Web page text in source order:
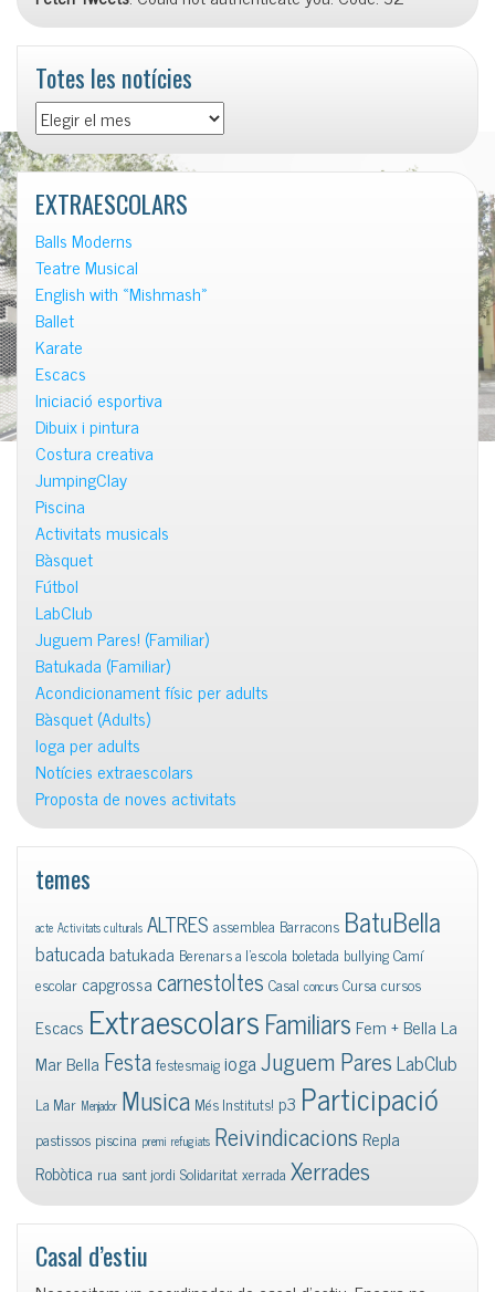
Totes les notícies
Totes
les
notícies
EXTRAESCOLARS
Balls Moderns
Teatre Musical
English with «Mishmash»
Ballet
Karate
Escacs
Iniciació esportiva
Dibuix i pintura
Costura creativa
JumpingClay
Piscina
Activitats musicals
Bàsquet
Fútbol
LabClub
Juguem Pares! (Familiar)
Batukada (Familiar)
Acondicionament físic per adults
Bàsquet (Adults)
Ioga per adults
Notícies extraescolars
Proposta de noves activitats
temes
acte Activitats culturals ALTRES assemblea Barracons BatuBella
batucadabatukada Berenars a l'escola boletada bullyingCamí
escolar capgrossacarnestoltes Casal concurs Cursa cursos
Escacs ExtraescolarsFamiliars Fem + Bella La
Mar Bella FestafestesmaigiogaJuguem ParesLabClub
La Mar Menjador Musica Més Instituts! p3 Participació
pastissos piscina premi refugiats Reivindicacions Repla
Robòtica rua sant jordi Solidaritatxerrada Xerrades
Casal d’estiu